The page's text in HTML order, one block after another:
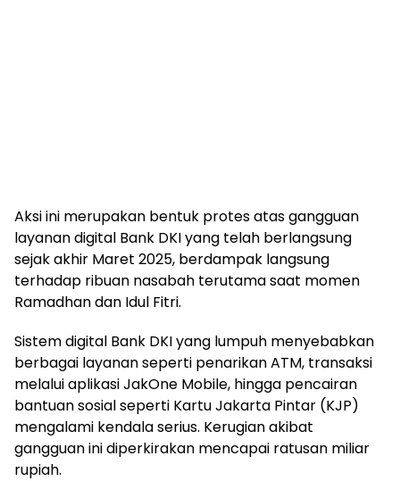
Aksi ini merupakan bentuk protes atas gangguan
layanan digital Bank DKI yang telah berlangsung
sejak akhir Maret 2025, berdampak langsung
terhadap ribuan nasabah terutama saat momen
Ramadhan dan Idul Fitri.
Sistem digital Bank DKI yang lumpuh menyebabkan
berbagai layanan seperti penarikan ATM, transaksi
melalui aplikasi JakOne Mobile, hingga pencairan
bantuan sosial seperti Kartu Jakarta Pintar (KJP)
mengalami kendala serius. Kerugian akibat
gangguan ini diperkirakan mencapai ratusan miliar
rupiah.